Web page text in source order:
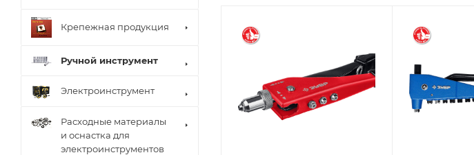
Крепежная продукция
Ручной инструмент
Электроинструмент
Расходные материалы
и оснастка для
электроинструментов